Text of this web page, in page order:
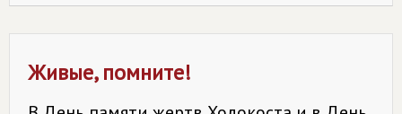
Живые, помните!